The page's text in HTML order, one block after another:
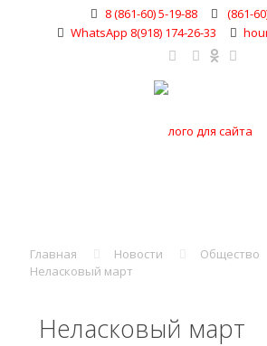
8 (861-60) 5-19-88
(861-
WhatsApp 8(918) 174-26-33
Главная Новости
Общество
Неласковый март
Неласковый март